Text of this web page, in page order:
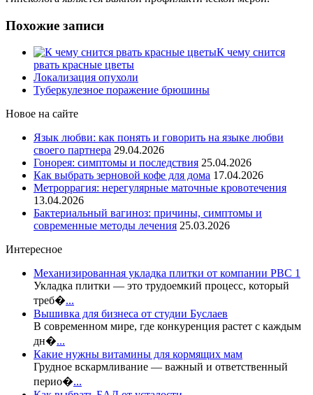
Похожие записи
К чему снится
рвать красные цветы
Локализация опухоли
Туберкулезное поражение брюшины
Новое на сайте
Язык любви: как понять и говорить на языке любви
своего партнера 29.04.2026
Гонорея: симптомы и последствия 25.04.2026
Как выбрать зерновой кофе для дома 17.04.2026
Метроррагия: нерегулярные маточные кровотечения
13.04.2026
Бактериальный вагиноз: причины, симптомы и
современные методы лечения 25.03.2026
Интересное
Механизированная укладка плитки от компании РВС 1
Укладка плитки — это трудоемкий процесс, который
треб�...
Вышивка для бизнеса от студии Буслаев
В современном мире, где конкуренция растет с каждым
дн�...
Какие нужны витамины для кормящих мам
Грудное вскармливание — важный и ответственный
перио�...